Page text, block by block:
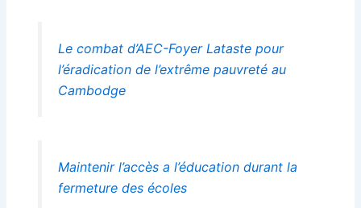
Le combat d’AEC-Foyer Lataste pour
l’éradication de l’extrême pauvreté au
Cambodge
Maintenir l’accès a l’éducation durant la
fermeture des écoles